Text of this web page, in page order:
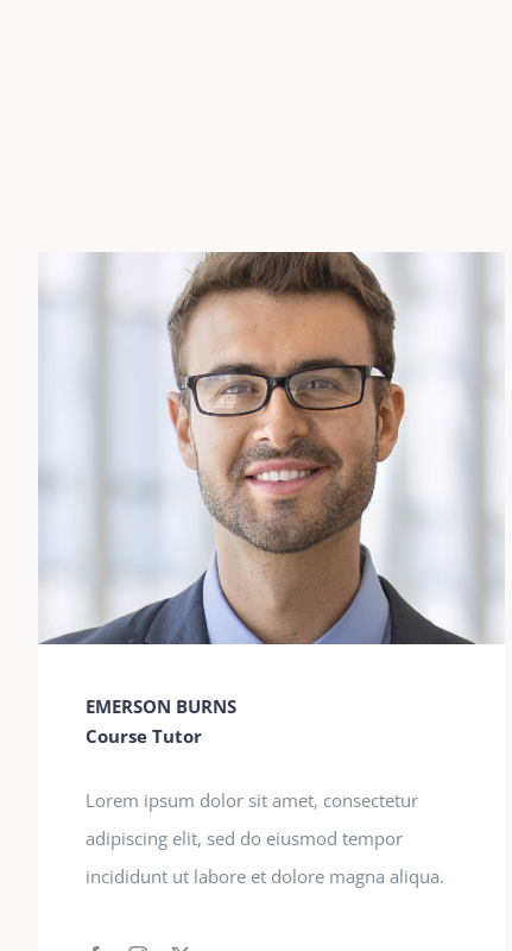
EMERSON BURNS
Course Tutor
Lorem ipsum dolor sit amet, consectetur
adipiscing elit, sed do eiusmod tempor
incididunt ut labore et dolore magna aliqua.